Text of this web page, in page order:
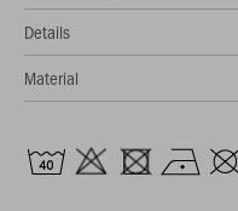
Details
Material